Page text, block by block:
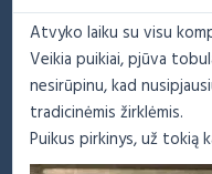
Atvyko laiku su visu
Veikia puikiai, pjūva
nesirūpinu, kad
tradicinėmis žirklėmis.
Puikus pirkinys, už tokią